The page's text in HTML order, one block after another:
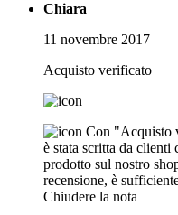
Chiara
11 novembre 2017
Acquisto verificato
Con "Acquisto
è stata scritta da clienti
prodotto sul nostro
recensione, è
Chiudere la nota